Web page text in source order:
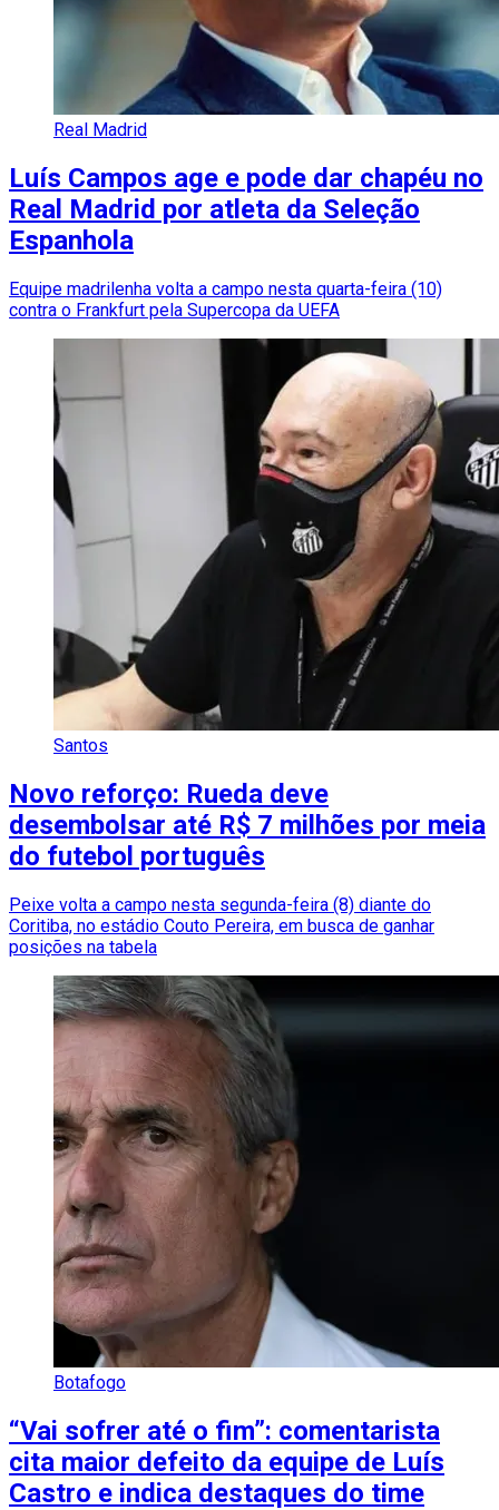
Real Madrid
Luís Campos age e pode dar chapéu no
Real Madrid por atleta da Seleção
Espanhola
Equipe madrilenha volta a campo nesta quarta-feira (10)
contra o Frankfurt pela Supercopa da UEFA
Santos
Novo reforço: Rueda deve
desembolsar até R$ 7 milhões por meia
do futebol português
Peixe volta a campo nesta segunda-feira (8) diante do
Coritiba, no estádio Couto Pereira, em busca de ganhar
posições na tabela
Botafogo
“Vai sofrer até o fim”: comentarista
cita maior defeito da equipe de Luís
Castro e indica destaques do time